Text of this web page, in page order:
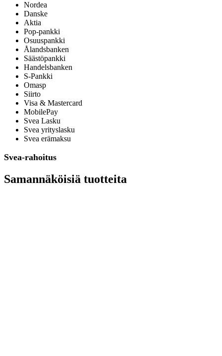
Nordea
Danske
Aktia
Pop-pankki
Osuuspankki
Ålandsbanken
Säästöpankki
Handelsbanken
S-Pankki
Omasp
Siirto
Visa & Mastercard
MobilePay
Svea Lasku
Svea yrityslasku
Svea erämaksu
Svea-rahoitus
Samannäköisiä tuotteita